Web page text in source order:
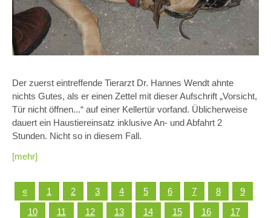
Der zuerst eintreffende Tierarzt Dr. Hannes Wendt ahnte
nichts Gutes, als er einen Zettel mit dieser Aufschrift „Vorsicht,
Tür nicht öffnen...“ auf einer Kellertür vorfand. Üblicherweise
dauert ein Haustiereinsatz inklusive An- und Abfahrt 2
Stunden. Nicht so in diesem Fall.
[mehr]
« 1 2 3 4 5 6 7 8
9
10
11 12 13 14 15 16
17